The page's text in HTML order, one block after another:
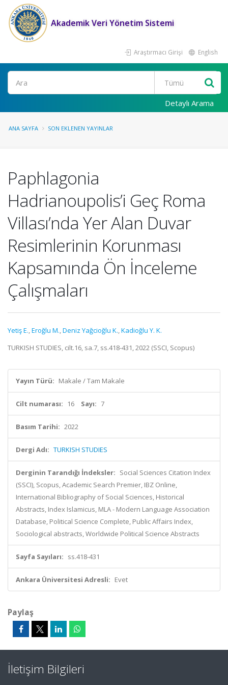
Akademik Veri Yönetim Sistemi
Araştırmacı Girişi English
Ara
Detaylı Arama
ANA SAYFA SON EKLENEN YAYINLAR
Paphlagonia
Hadrianoupolis’i Geç Roma
Villası’nda Yer Alan Duvar
Resimlerinin Korunması
Kapsamında Ön İnceleme
Çalışmaları
Yetiş E.,Eroğlu M.,Deniz Yağcioğlu K.,Kadioğlu Y. K.
TURKISH STUDIES, cilt.16, sa.7, ss.418-431, 2022 (SSCI, Scopus)
Yayın Türü: Makale / Tam Makale
Cilt numarası: 16 Sayı: 7
Basım Tarihi: 2022
Dergi Adı: TURKISH STUDIES
Derginin Tarandığı İndeksler: Social Sciences Citation Index
(SSCI), Scopus, Academic Search Premier, IBZ Online,
International Bibliography of Social Sciences, Historical
Abstracts, Index Islamicus, MLA - Modern Language Association
Database, Political Science Complete, Public Affairs Index,
Sociological abstracts, Worldwide Political Science Abstracts
Sayfa Sayıları: ss.418-431
Ankara Üniversitesi Adresli: Evet
Paylaş
İletişim Bilgileri